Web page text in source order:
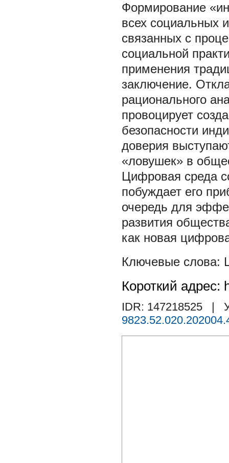
Формирование
всех социальных
связанных с
социальной
применения
заключение.
рационального
провоцирует
безопасности
доверия
«ловушек» в
Цифровая среда
побуждает его
очередь для
развития
как новая
Короткий адрес:
IDR: 147218525
|